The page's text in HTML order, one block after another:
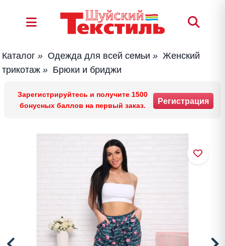
Каталог » Одежда для всей семьи » Женский
трикотаж » Брюки и бриджи
Зарегистрируйтесь и получите 1500
бонусных баллов на первый заказ.
Регистрация